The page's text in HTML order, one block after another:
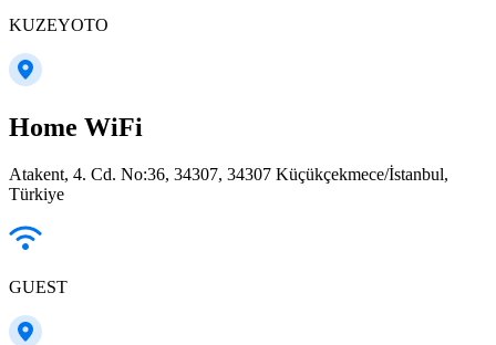
KUZEYOTO
Home WiFi
Atakent, 4. Cd. No:36, 34307, 34307 Küçükçekmece/İstanbul,
Türkiye
GUEST